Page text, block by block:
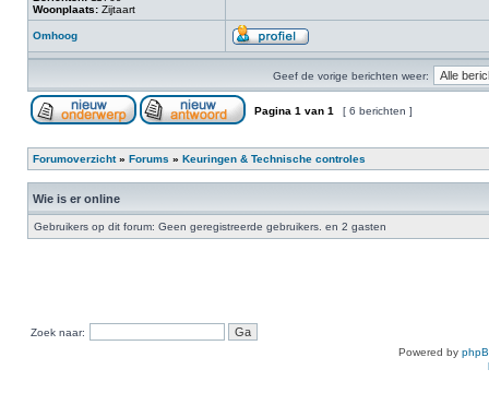
Woonplaats: Zijtaart
Omhoog
Geef de vorige berichten weer:
Pagina 1 van 1 [ 6 berichten ]
Forumoverzicht» Forums » Keuringen & Technische controles
Wie is er online
Gebruikers op dit forum: Geen geregistreerde gebruikers. en 2 gasten
Zoek naar:
Powered by